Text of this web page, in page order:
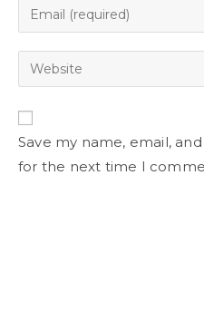
Save my name, email,
for the next time I